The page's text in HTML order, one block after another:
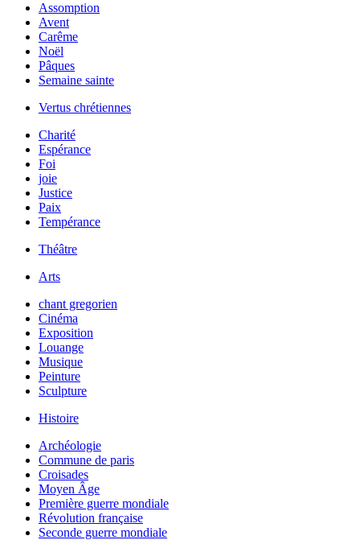
Assomption
Avent
Carême
Noël
Pâques
Semaine sainte
Vertus chrétiennes
Charité
Espérance
Foi
joie
Justice
Paix
Tempérance
Théâtre
Arts
chant gregorien
Cinéma
Exposition
Louange
Musique
Peinture
Sculpture
Histoire
Archéologie
Commune de paris
Croisades
Moyen Âge
Première guerre mondiale
Révolution française
Seconde guerre mondiale